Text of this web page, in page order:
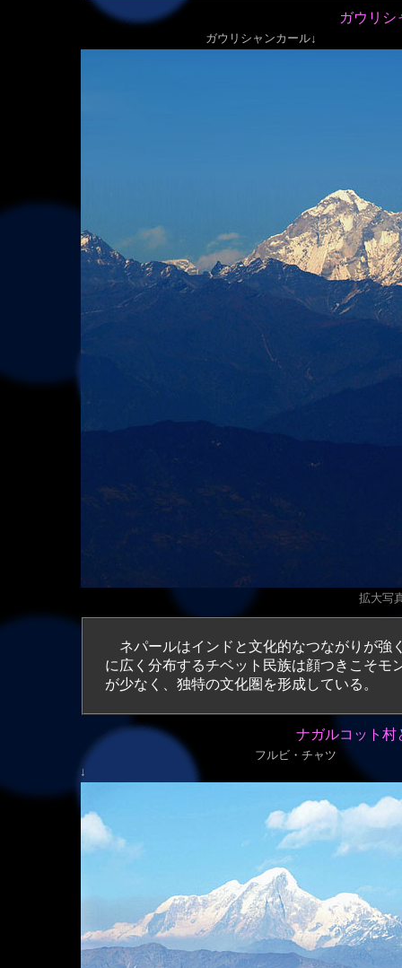
ガウリシ
ガウリシャンカール↓
拡大写
ネパールはインドと文化的なつながりが強
に広く分布するチベット民族は顔つきこそモ
が少なく、独特の文化圏を形成している。
ナガルコット村
フルビ・チャツ
↓ ↓尖峰チョバ